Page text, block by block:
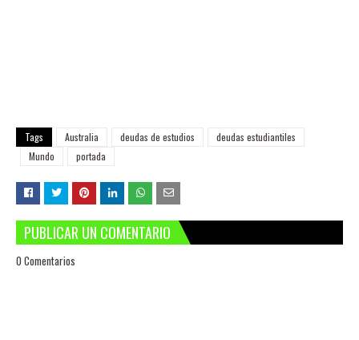
Tags Australia deudas de estudios
deudas estudiantiles
Mundo
portada
PUBLICAR UN COMENTARIO
0 Comentarios